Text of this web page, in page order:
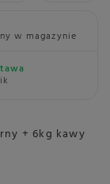
w magazynie
+ 6kg kawy